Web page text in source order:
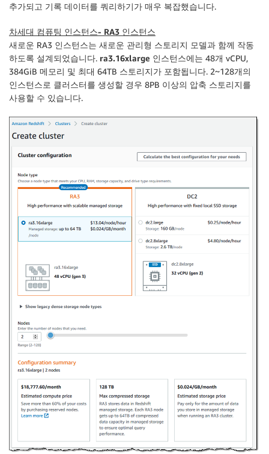
추가되고 기록 데이터를 쿼리하기가 매우 복잡했습니다.
차세대 컴퓨팅 인스턴스- RA3 인스턴스
새로운 RA3 인스턴스는 새로운 관리형 스토리지 모델과 함께 작동
하도록 설계되었습니다. ra3.16xlarge 인스턴스에는 48개 vCPU,
384GiB 메모리 및 최대 64TB 스토리지가 포함됩니다. 2~128개의
인스턴스로 클러스터를 생성할 경우 8PB 이상의 압축 스토리지를
사용할 수 있습니다.